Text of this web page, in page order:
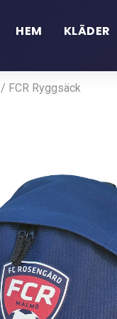
HEM KLÄDER
/ FCR Ryggsäck